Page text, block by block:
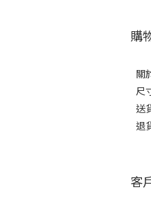
購
關
尺
送
退
客